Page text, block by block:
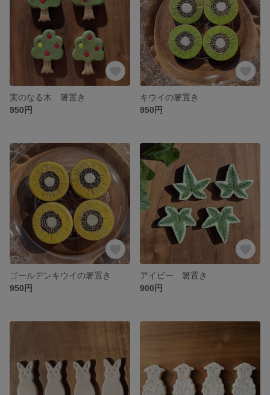
実のなる木 箸置き
950円
キウイの箸置き
950円
ゴールデンキウイの箸置き
950円
アイビー 箸置き
900円